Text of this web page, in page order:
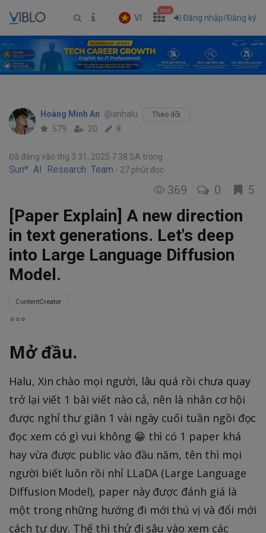
VI
new
Đăng nhập/Đăng ký
Hoàng Minh An @anhalu Theo dõi
579 20 8
Đã đăng vào thg 3 31, 2025 7:38 SA trong
Sun* AI Research Team 27 phút đọc
369 0 5
[Paper Explain] A new direction
in text generations. Let's deep
into Large Language Diffusion
Model.
ContentCreator
Mở đầu.
Halu, Xin chào mọi người, lâu quá rồi chưa quay
trở lại viết 1 bài viết nào cả, nên là nhân cơ hội
được nghỉ thư giãn 1 vài ngày cuối tuần ngồi đọc
đọc xem có gì vui không 😁 thì có 1 paper khá
hay vừa được public vào đầu năm, tên thì mọi
người biết luôn rồi nhỉ LLaDA (Large Language
Diffusion Model), paper này được đánh giá là
một trong những hướng đi mới thú vị và đổi mới
cách tư duy. Thế thì thử đi sâu vào xem các